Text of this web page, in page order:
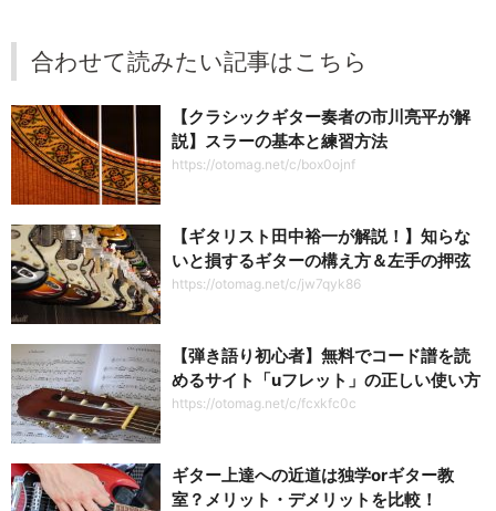
合わせて読みたい記事はこちら
【クラシックギター奏者の市川亮平が解
説】スラーの基本と練習方法
https://otomag.net/c/box0ojnf
【ギタリスト田中裕一が解説！】知らな
いと損するギターの構え方＆左手の押弦
https://otomag.net/c/jw7qyk86
【弾き語り初心者】無料でコード譜を読
めるサイト「uフレット」の正しい使い方
https://otomag.net/c/fcxkfc0c
ギター上達への近道は独学orギター教
室？メリット・デメリットを比較！